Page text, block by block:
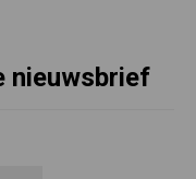
nieuwsbrief